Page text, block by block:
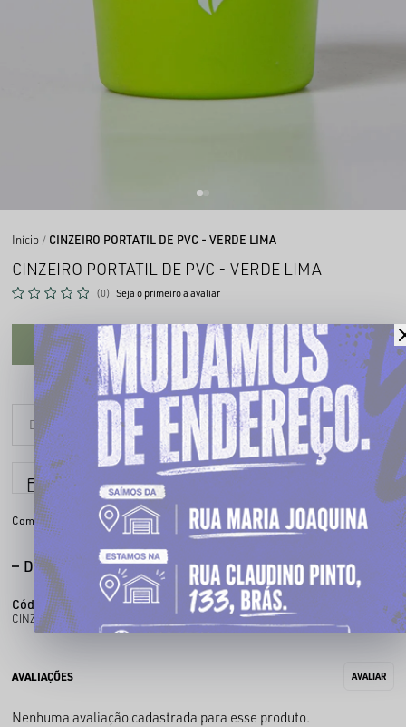
Início CINZEIRO PORTATIL DE PVC - VERDE LIMA
CINZEIRO PORTATIL DE PVC - VERDE LIMA
(0) Seja o primeiro a avaliar
CADASTRE-SE PARA VER O PREÇO
Parcele em até
Compartilhe:
DESCRIÇÃO COMPLETA
Código identificador (SKU):
130001186
CINZEIRO PORTATIL DE PVC - VERDE LIMA
Nenhuma avaliação cadastrada para esse produto.